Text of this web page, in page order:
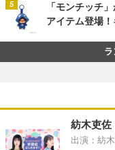
「モンチッチ
アイテム登場
ラ
紡木吏佐
出演：紡